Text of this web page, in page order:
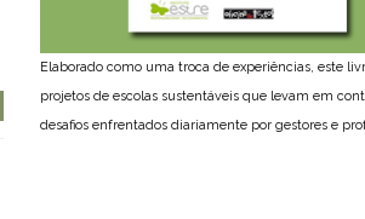
Elaborado como uma troca de experiências, este
projetos de escolas sustentáveis que levam em
desafios enfrentados diariamente por gestores e